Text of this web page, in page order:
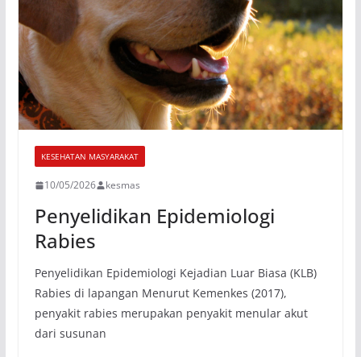
KESEHATAN MASYARAKAT
10/05/2026 kesmas
Penyelidikan Epidemiologi
Rabies
Penyelidikan Epidemiologi Kejadian Luar Biasa (KLB)
Rabies di lapangan Menurut Kemenkes (2017),
penyakit rabies merupakan penyakit menular akut
dari susunan